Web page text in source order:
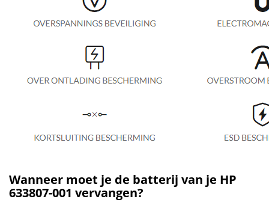
Wanneer moet je de batterij van je HP
633807-001 vervangen?